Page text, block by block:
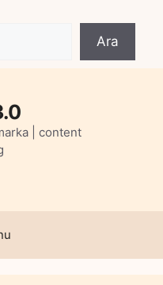
Ara
| content